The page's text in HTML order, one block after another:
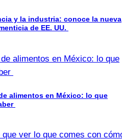
y la industria: conoce la nueva
de EE. UU.
alimentos en México: lo que